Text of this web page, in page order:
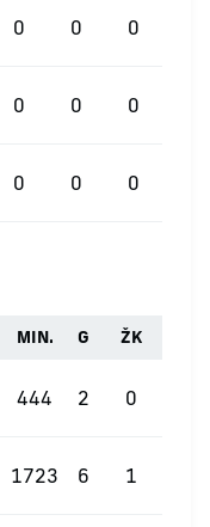
0 0 0
0 0 0
0 0 0
MIN. G ŽK
444 2 0
1723 6 1